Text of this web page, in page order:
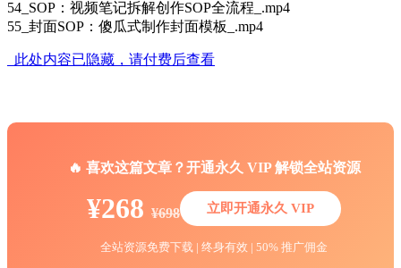
54_SOP：视频笔记拆解创作SOP全流程_.mp4
55_封面SOP：傻瓜式制作封面模板_.mp4
此处内容已隐藏，请付费后查看
🔥 喜欢这篇文章？开通永久 VIP 解锁全站资源
¥268 ¥698 立即开通永久 VIP
全站资源免费下载 | 终身有效 | 50% 推广佣金